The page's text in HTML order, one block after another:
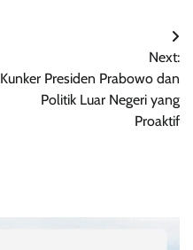
Next:
Kunker Presiden Prabowo dan
Politik Luar Negeri yang
Proaktif